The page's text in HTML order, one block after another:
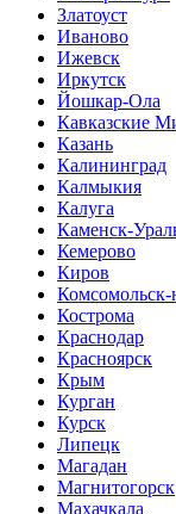
Златоуст
Иваново
Ижевск
Иркутск
Йошкар-Ола
Кавказские
Казань
Калининград
Калмыкия
Калуга
Каменск-
Кемерово
Киров
Кострома
Краснодар
Красноярск
Крым
Курган
Курск
Липецк
Магадан
Магнитогорск
Махачкала